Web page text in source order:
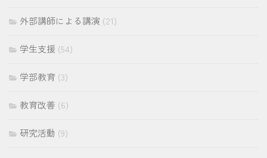
外部講師による講演 (21)
学生支援 (54)
学部教育 (3)
教育改善 (6)
研究活動 (9)